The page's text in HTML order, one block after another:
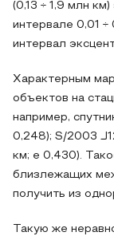
(0,13 ÷ 1,9 млн
интервале 0,01 ÷
интервал
Характерным
объектов на
например,
0,248); S/2003
км; е 0,430).
близлежащих
получить из
Такую же